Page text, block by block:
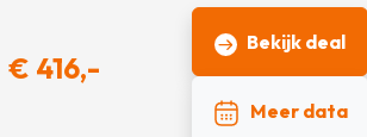
€ 416,-
Bekijk deal
Meer data